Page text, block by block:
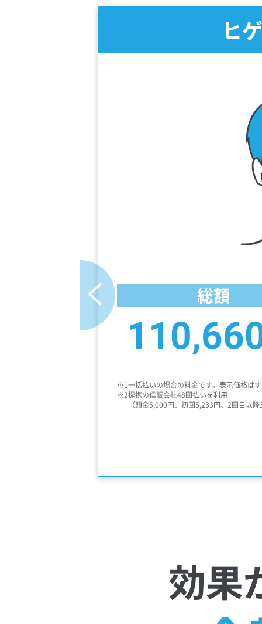
ヒ
総額
一括払いの場合の料金です。表示価格は
提携の信販会社48回払いを利用
（頭金5,000円、初回5,233円、2回目以
効果